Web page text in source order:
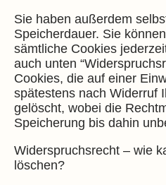
Sie haben außerdem
Speicherdauer. Sie
sämtliche Cookies
auch unten
Cookies, die auf einer
spätestens nach Widerruf
gelöscht, wobei die
Speicherung bis dahin
Widerspruchsrecht – wie
löschen?